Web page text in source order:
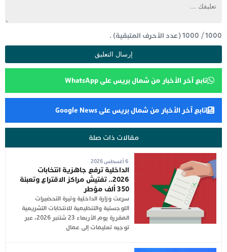
1000
/
1000(عدد الأحرف المتبقية) .
تابع آخر الأخبار من شمال بريس على WhatsApp
تابع آخر الأخبار من شمال بريس على Google News
مقالات ذات صلة
6 أغسطس 2026
الداخلية ترفع جاهزية انتخابات
2026.. تفتيش مراكز الاقتراع وتعبئة
350 ألف مؤطر
سرعت وزارة الداخلية وتيرة التحضيرات
اللوجستية والتنظيمية للانتخابات التشريعية
المقررة يوم الأربعاء 23 شتنبر 2026، عبر
توجيه تعليمات إلى عمال